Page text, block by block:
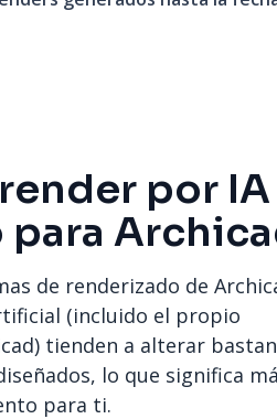
por IA
de renderizado de
(incluido el propio
tienden a alterar
lo que significa
para ti.